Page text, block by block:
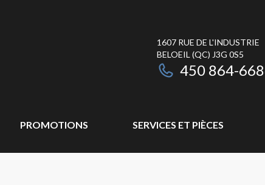
1607 RUE DE L'INDUSTRIE
BELOEIL (QC) J3G 0S5
450 864-
PROMOTIONS SERVICES ET PIÈCES